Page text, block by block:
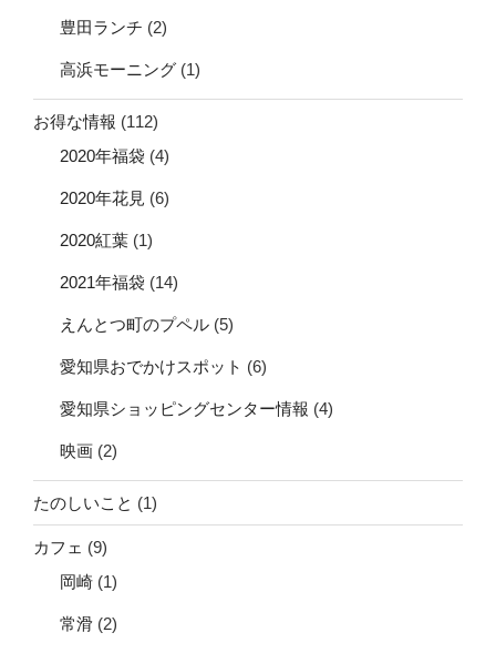
豊田ランチ (2)
高浜モーニング (1)
お得な情報 (112)
2020年福袋 (4)
2020年花見 (6)
2020紅葉 (1)
2021年福袋 (14)
えんとつ町のプペル (5)
愛知県おでかけスポット (6)
愛知県ショッピングセンター情報 (4)
映画 (2)
たのしいこと (1)
カフェ (9)
岡崎 (1)
常滑 (2)